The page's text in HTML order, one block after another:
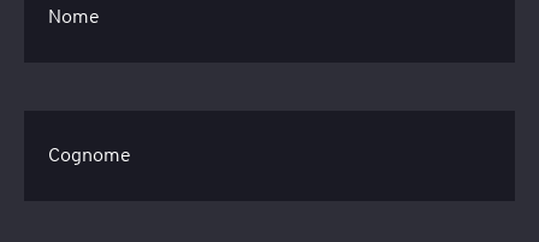
Nome
Cognome